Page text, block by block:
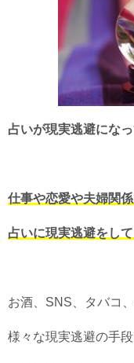
占いが現実逃避にな
仕事や恋愛や夫婦関係
占いに現実逃避をして
お酒、SNS、タバコ
様々な現実逃避の手段